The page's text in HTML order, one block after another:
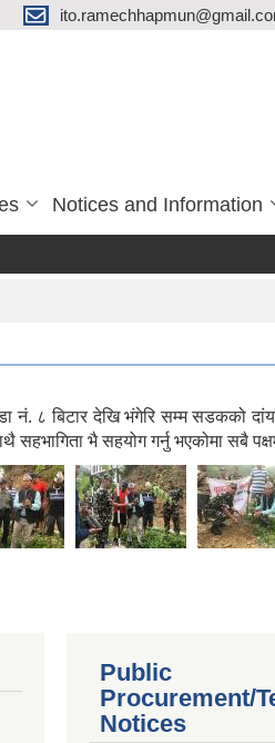
Notices and Information
बिटार देखि भंगेरि सम्म सडकको दांया
सहभागिता भै सहयोग गर्नु भएकोमा सबै
Public
Procurement/
Notices